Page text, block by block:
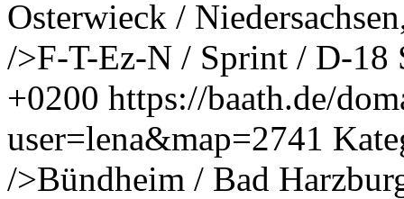
Osterwieck /
/>F-T-Ez-N / Sprint / D-18
+0200 https://baath.de/
user=lena&map=2741
/>Bündheim / Bad